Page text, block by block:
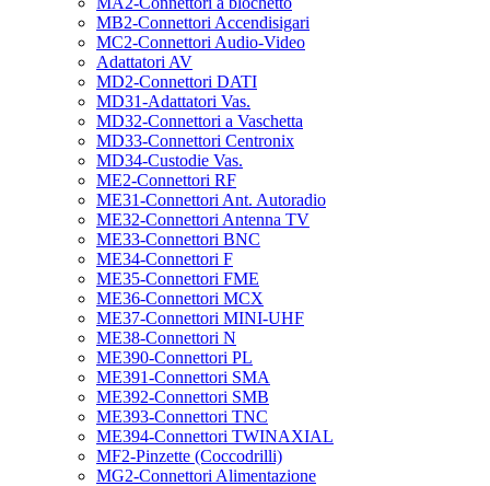
MB2-Connettori Accendisigari
MC2-Connettori Audio-Video
Adattatori AV
MD2-Connettori DATI
MD31-Adattatori Vas.
MD32-Connettori a Vaschetta
MD33-Connettori Centronix
MD34-Custodie Vas.
ME2-Connettori RF
ME31-Connettori Ant. Autoradio
ME32-Connettori Antenna TV
ME33-Connettori BNC
ME34-Connettori F
ME35-Connettori FME
ME36-Connettori MCX
ME37-Connettori MINI-UHF
ME38-Connettori N
ME390-Connettori PL
ME391-Connettori SMA
ME392-Connettori SMB
ME393-Connettori TNC
ME394-Connettori TWINAXIAL
MF2-Pinzette (Coccodrilli)
MG2-Connettori Alimentazione